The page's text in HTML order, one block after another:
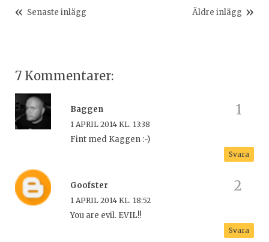
Senaste inlägg Äldre inlägg
7 Kommentarer:
Baggen
1 APRIL 2014 KL. 13:38
Fint med Kaggen :-)
Svara
Goofster
1 APRIL 2014 KL. 18:52
You are evil. EVIL!!
Svara